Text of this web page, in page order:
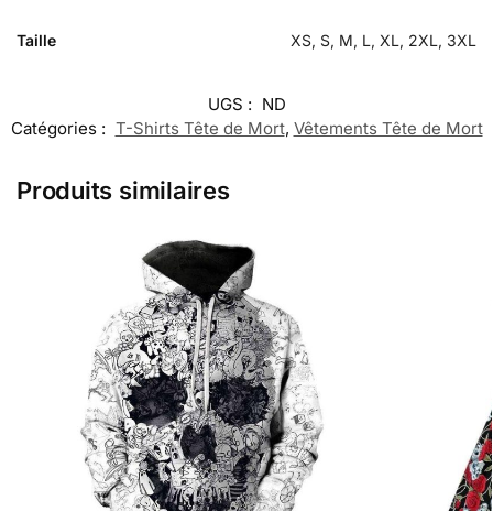
Taille XS, S, M, L, XL, 2XL, 3XL
UGS : ND
Catégories : T-Shirts Tête de Mort, Vêtements Tête de Mort
Produits similaires